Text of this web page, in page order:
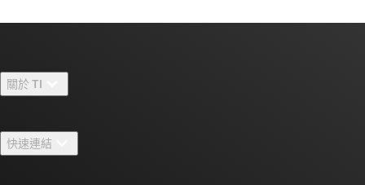
關於 TI
人才招募
快速連結